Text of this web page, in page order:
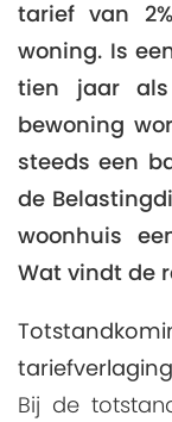
tarief van
woning. Is
tien jaar
bewoning
steeds een
de
woonhuis
Wat vindt de
Bij de